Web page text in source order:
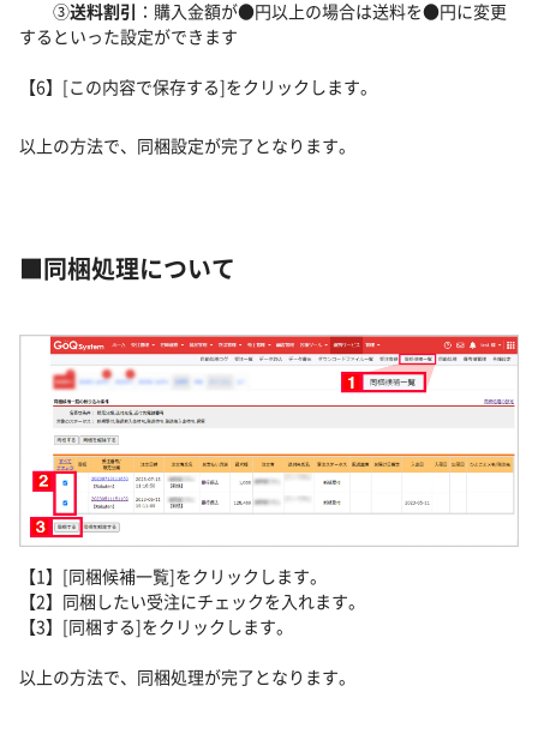
③送料割引 ：購入金額が●円以上の場合は送料を●円に変更
するといった設定ができます
【6】[この内容で保存する]をクリックします。
以上の方法で、同梱設定が完了となります。
■同梱処理について
【1】[同梱候補一覧]をクリックします。
【2】同梱したい受注にチェックを入れます。
【3】[同梱する]をクリックします。
以上の方法で、同梱処理が完了となります。